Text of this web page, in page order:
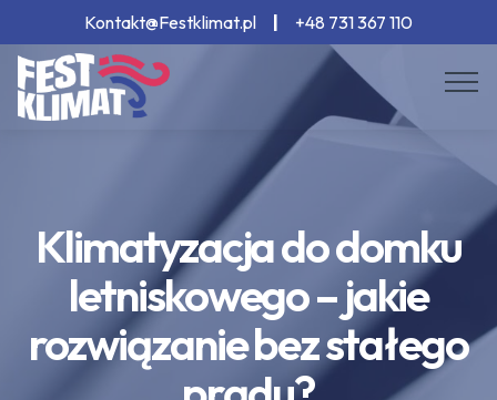
Kontakt@Festklimat.pl +48 731 367 110
Klimatyzacja do domku
letniskowego – jakie
rozwiązanie bez stałego